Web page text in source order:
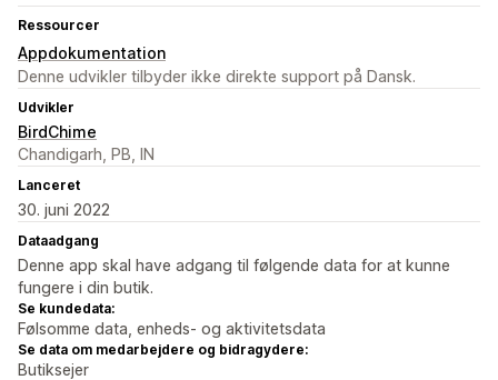
Ressourcer
Appdokumentation
Denne udvikler tilbyder ikke direkte support på Dansk.
Udvikler
BirdChime
Chandigarh, PB, IN
Lanceret
30. juni 2022
Dataadgang
Denne app skal have adgang til følgende data for at kunne
fungere i din butik.
Se kundedata:
Følsomme data, enheds- og aktivitetsdata
Se data om medarbejdere og bidragydere:
Butiksejer